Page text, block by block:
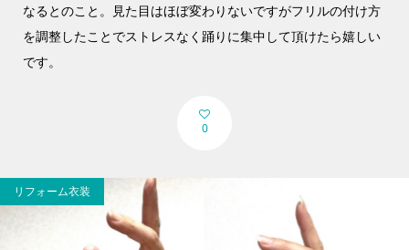
なるとのこと。見た目はほぼ変わりないですがフリルの付け方
を調整したことでストレスなく踊りに集中して頂けたら嬉しい
です。
0
リフォーム衣装